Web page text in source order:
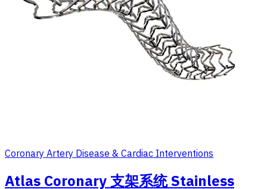
Coronary Artery Disease & Cardiac Interventions
Atlas Coronary 支架系统 Stainless